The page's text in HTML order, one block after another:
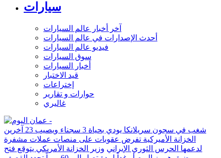
سيارات
آخر أخبار عالم السيارات
أحدث الإصدارات في عالم السيارات
فيديو عالم السيارات
سوق السيارات
أخبار السيارات
قيد الاختبار
إختراعات
حوارات و تقارير
غاليري
شغب في سجون سريلانكا يودي بحياة 3 سجناء ويصيب 23 آخرين
الخزانة الأميركية تفرض عقوبات على منصات عملات مشفرة
لدعمها الحرس الثوري الإيراني وزير الخزانة الأمريكي يتوقع فتح